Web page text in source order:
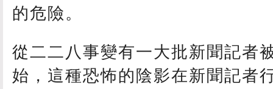
的危險。
從二二八事變有一大批新聞記者
始，這種恐怖的陰影在新聞記者